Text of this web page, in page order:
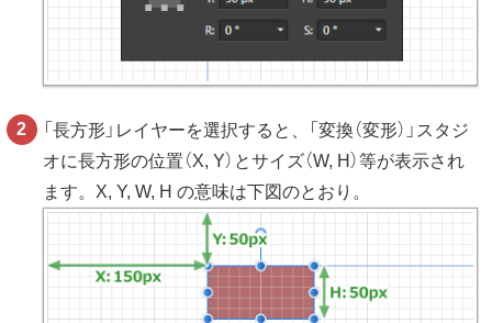
「長方形」レイヤーを選択すると、「変換（変形）」スタジ
オに長方形の位置（X, Y）とサイズ（W, H）等が表示され
ます。X, Y, W, H の意味は下図のとおり。